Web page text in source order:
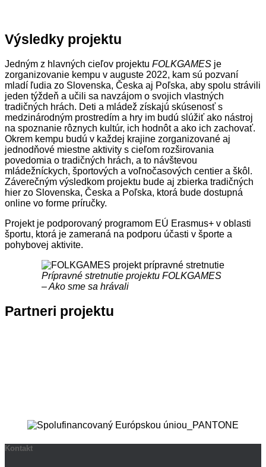
Výsledky projektu
Jedným z hlavných cieľov projektu FOLKGAMES je
zorganizovanie kempu v auguste 2022, kam sú pozvaní
mladí ľudia zo Slovenska, Česka aj Poľska, aby spolu strávili
jeden týždeň a učili sa navzájom o svojich vlastných
tradičných hrách. Deti a mládež získajú skúsenosť s
medzinárodným prostredím a hry im budú slúžiť ako nástroj
na spoznanie rôznych kultúr, ich hodnôt a ako ich zachovať.
Okrem kempu budú v každej krajine zorganizované aj
jednodňové miestne aktivity s cieľom rozširovania
povedomia o tradičných hrách, a to návštevou
mládežníckych, športových a voľnočasových centier a škôl.
Záverečným výsledkom projektu bude aj zbierka tradičných
hier zo Slovenska, Česka a Poľska, ktorá bude dostupná
online vo forme príručky.
Projekt je podporovaný programom EÚ Erasmus+ v oblasti
športu, ktorá je zameraná na podporu účasti v športe a
pohybovej aktivite.
Prípravné stretnutie projektu FOLKGAMES
– Ako sme sa hrávali
Partneri projektu
Kontakt